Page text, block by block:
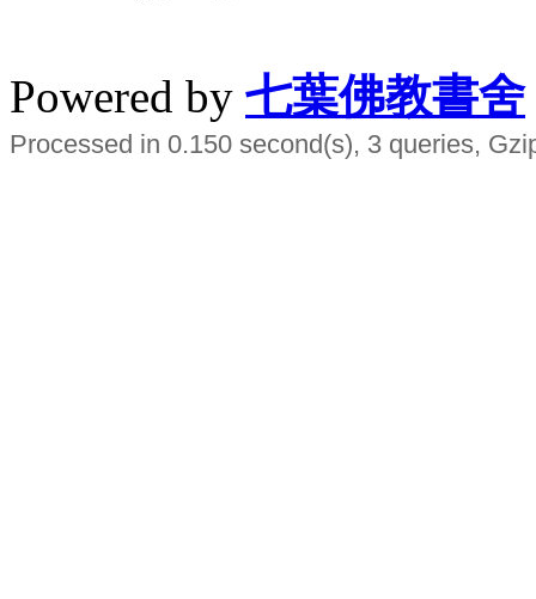
Powered by 七葉佛教書舍
Processed in 0.150 second(s), 3 queries,